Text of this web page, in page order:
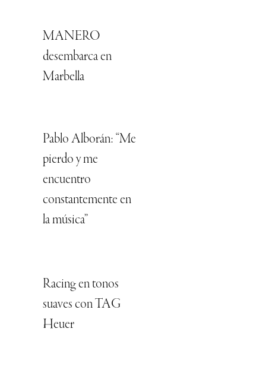
MANERO
desembarca en
Marbella
Pablo Alborán: “Me
pierdo y me
encuentro
constantemente en
la música”
Racing en tonos
suaves con TAG
Heuer